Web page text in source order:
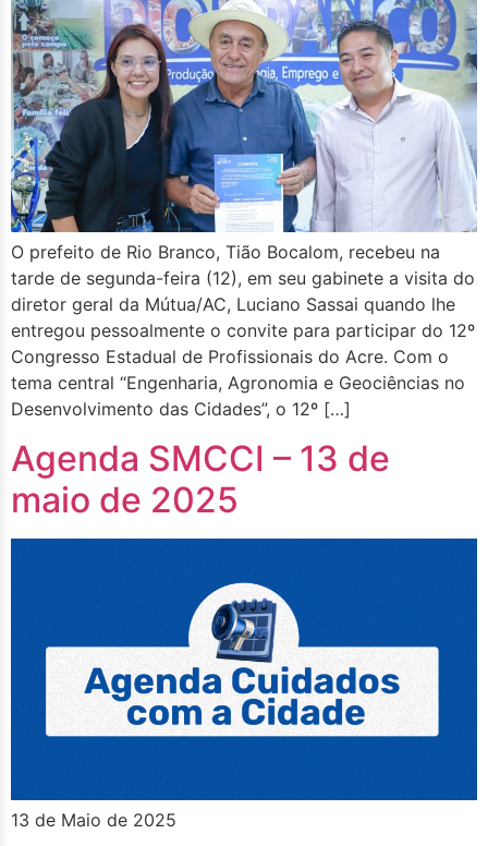
O prefeito de Rio Branco, Tião Bocalom, recebeu na
tarde de segunda-feira (12), em seu gabinete a visita do
diretor geral da Mútua/AC, Luciano Sassai quando lhe
entregou pessoalmente o convite para participar do 12º
Congresso Estadual de Profissionais do Acre. Com o
tema central “Engenharia, Agronomia e Geociências no
Desenvolvimento das Cidades”, o 12º […]
Agenda SMCCI – 13 de
maio de 2025
13 de Maio de 2025